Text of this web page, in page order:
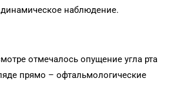
наблюдение.
отмечалось опущение угла рта
прямо – офтальмологические